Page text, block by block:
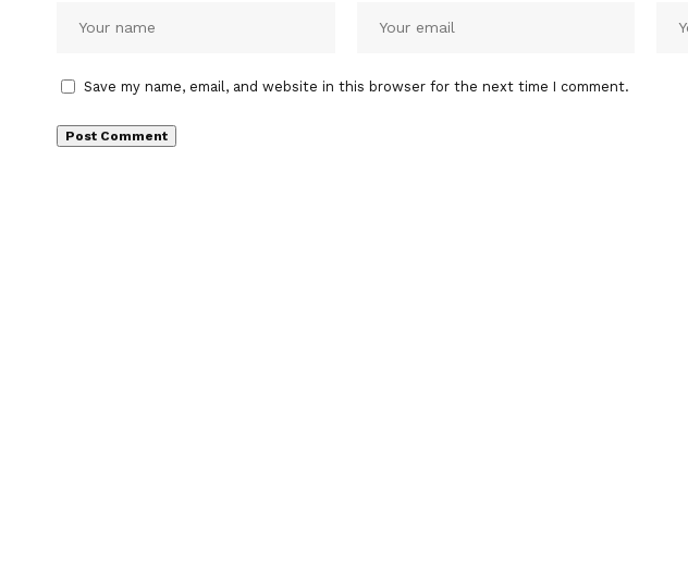
Save my name, email, and website in this browser for the next time I comment.